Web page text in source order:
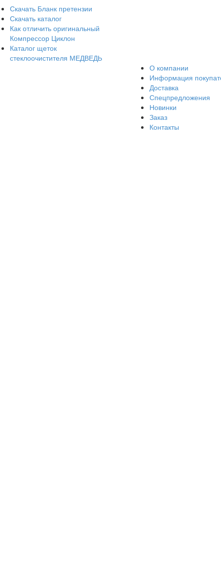
Скачать Бланк претензии
Скачать каталог
Как отличить оригинальный
Компрессор Циклон
Каталог щеток
стеклоочистителя МЕДВЕДЬ
О компании
Информация
Доставка
Спецпредложения
Новинки
Заказ
Контакты